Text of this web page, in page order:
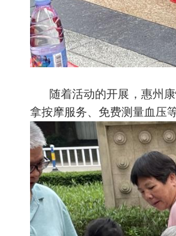
随着活动的开展，惠州
拿按摩服务、免费测量血压